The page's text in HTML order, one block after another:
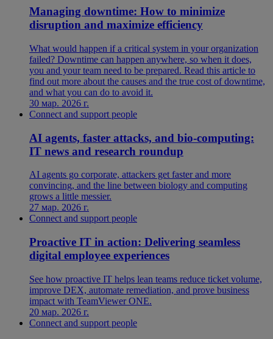
Managing downtime: How to minimize
disruption and maximize efficiency
What would happen if a critical system in your organization
failed? Downtime can happen anywhere, so when it does,
you and your team need to be prepared. Read this article to
find out more about the causes and the true cost of downtime,
and what you can do to avoid it.
30 мар. 2026 г.
Connect and support people
AI agents, faster attacks, and bio-computing:
IT news and research roundup
AI agents go corporate, attackers get faster and more
convincing, and the line between biology and computing
grows a little messier.
27 мар. 2026 г.
Connect and support people
Proactive IT in action: Delivering seamless
digital employee experiences
See how proactive IT helps lean teams reduce ticket volume,
improve DEX, automate remediation, and prove business
impact with TeamViewer ONE.
20 мар. 2026 г.
Connect and support people